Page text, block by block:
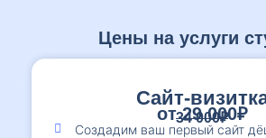
Цены на услуги
Сайт-
от 29 000₽
34 000₽
Создадим ваш первый сайт